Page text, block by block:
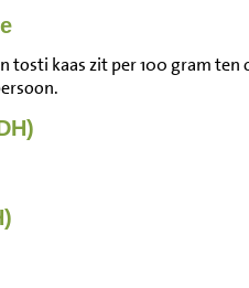
tosti kaas zit per 100 gram ten